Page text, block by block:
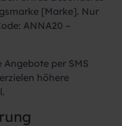
[Marke]. Nur
ANNA20 –
Angebote per SMS
höhere